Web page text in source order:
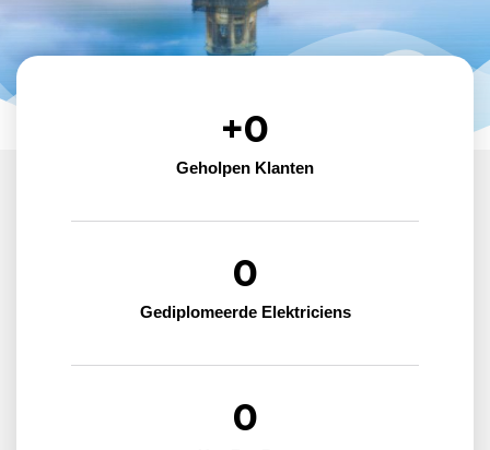
Geholpen Klanten
+0
Gediplomeerde Elektriciens
0
0